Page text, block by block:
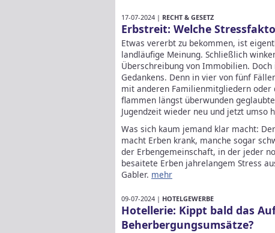
17-07-2024 | RECHT & GESETZ
Erbstreit: Welche
Etwas vererbt zu bekommen, ist
landläufige Meinung. Schließlich
Überschreibung von Immobilien.
Gedankens. Denn in vier von fünf
mit anderen Familienmitgliedern oder
flammen längst überwunden
Jugendzeit wieder neu und jetzt umso
Was sich kaum jemand klar macht:
macht Erben krank, manche sogar
der Erbengemeinschaft, in der jeder
besaitete Erben jahrelangem Stress
Gabler. mehr
09-07-2024 | HOTELGEWERBE
Hotellerie: Kippt bald das
Beherbergungsumsätze?